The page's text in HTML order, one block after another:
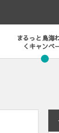
まるっと鳥海
くキャンペ